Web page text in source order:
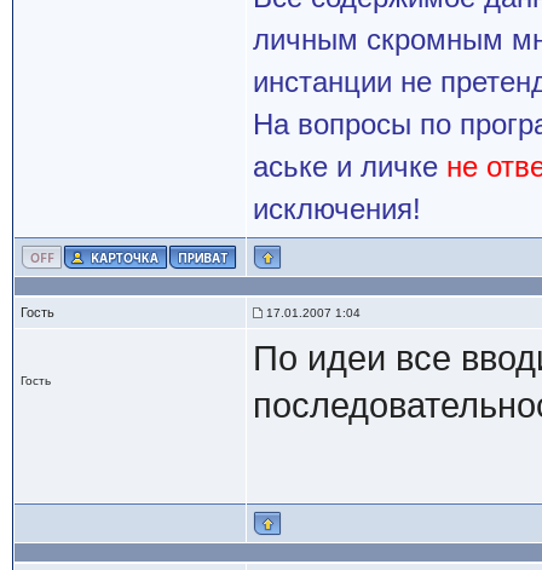
личным скромным
инстанции не
На вопросы по
аське и личке не
исключения!
Гость 17.01.2007 1:04
Гость
По идеи все